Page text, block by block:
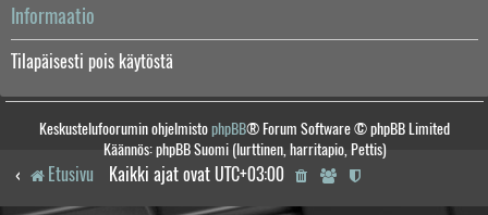
Informaatio
Tilapäisesti pois käytöstä
Keskustelufoorumin ohjelmistophpBB® Forum Software © phpBB Limited
Käännös: phpBB Suomi (lurttinen, harritapio, Pettis)
Etusivu Kaikki ajat ovat UTC+03:00